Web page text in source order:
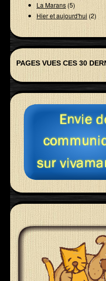
La Marans(5)
Hier et aujourd'hui (2)
PAGES VUES CES 30